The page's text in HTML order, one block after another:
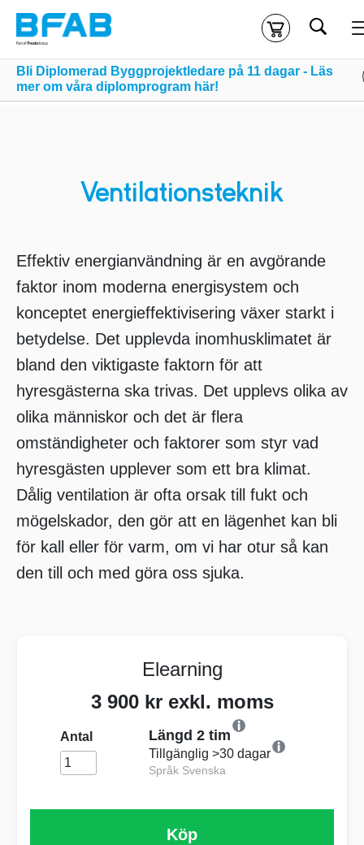
Kassa
Sök
Bli Diplomerad Byggprojektledare på 11 dagar - Läs
mer om våra diplomprogram här!
Ventilationsteknik
Effektiv energianvändning är en avgörande
faktor inom moderna energisystem och
konceptet energieffektivisering växer starkt i
betydelse. Det upplevda inomhusklimatet är
bland den viktigaste faktorn för att
hyresgästerna ska trivas. Det upplevs olika av
olika människor och det är flera
omständigheter och faktorer som styr vad
hyresgästen upplever som ett bra klimat.
Dålig ventilation är ofta orsak till fukt och
mögelskador, den gör att en lägenhet kan bli
för kall eller för varm, om vi har otur så kan
den till och med göra oss sjuka.
Elearning
3 900 kr exkl. moms
Antal Längd 2 tim
Tillgänglig >30 dagar
Språk Svenska
Köp